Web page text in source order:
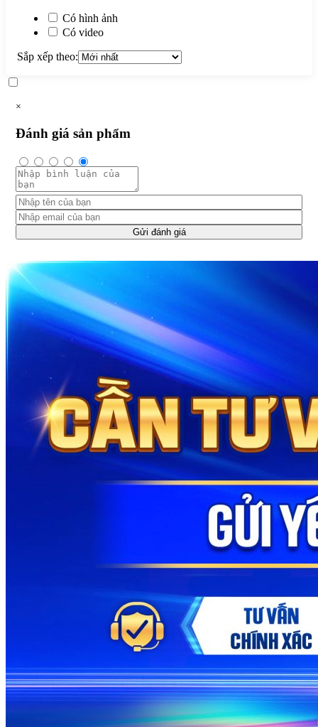
Có hình ảnh
Có video
Sắp xếp theo:
×
Đánh giá sản phẩm
Gửi đánh giá